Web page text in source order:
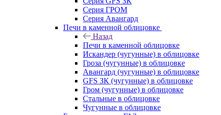
Серия ГРОМ
Серия Авангард
Печи в каменной облицовке
Назад
Печи в каменной облицовке
Искандер (чугунные) в облицовке
Гроза (чугунные) в облицовке
Авангард (чугунные) в облицовке
GFS ЗК (чугунные) в облицовке
Гром (чугунные) в облицовке
Стальные в облицовке
Чугунные в облицовке